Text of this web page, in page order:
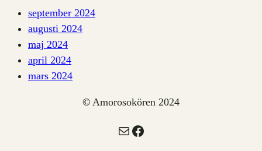
september 2024
augusti 2024
maj 2024
april 2024
mars 2024
© Amorosokören 2024
E-postFacebook